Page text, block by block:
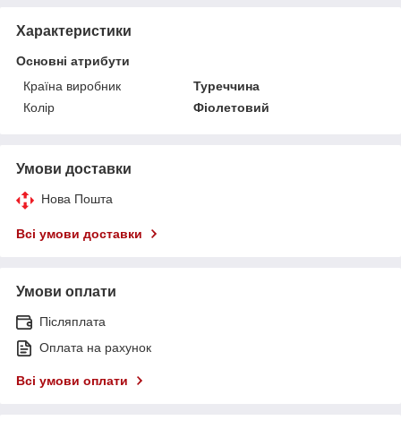
Характеристики
Основні атрибути
Країна виробник
Туреччина
Колір
Фіолетовий
Умови доставки
Нова Пошта
Всі умови доставки
Умови оплати
Післяплата
Оплата на рахунок
Всі умови оплати